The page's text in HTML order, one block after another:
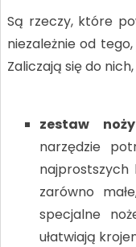
Są rzeczy, które
niezależnie od
Zaliczają się do nich,
zestaw
narzędzie
zarówno
specjalne
ułatwiają